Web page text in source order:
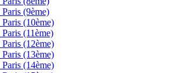
Paris (9ème)
Paris (10ème)
Paris (11ème)
Paris (12ème)
Paris (13ème)
Paris (14ème)